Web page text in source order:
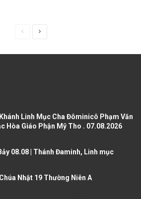
u
s
g
e
Linh Mục Cha Đôminicô Phạm Văn
Hòa Giáo Phận Mỹ Tho . 07.08.2026
08.08 | Thánh Đaminh, Linh mục
Nhật 19 Thường Niên A